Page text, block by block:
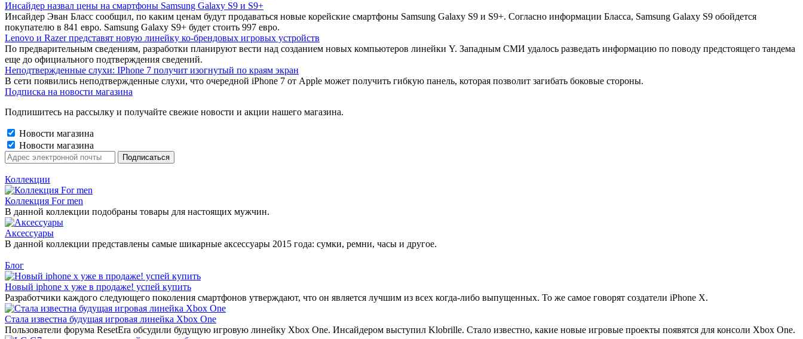
Инсайдер назвал цены на смартфоны Samsung Galaxy S9 и S9+
Инсайдер Эван Бласс сообщил, по каким ценам будут продаваться новые корейские смартфоны Samsung Galaxy S9 и S9+. Согласно информации Бласса, Samsung Galaxy S9 обойдется
покупателю в 841 евро. Samsung Galaxy S9+ будет стоить 997 евро.
Lenovo и Razer представят новую линейку ко-брендовых игровых устройств
По предварительным сведениям, разработки планируют вести над созданием новых компьютеров линейки Y. Западным СМИ удалось разведать информацию по поводу предстоящего тандема
еще до официального подтверждения сведений.
Неподтвержденные слухи: IPhone 7 получит изогнутый по краям экран
В сети появились неподтвержденные слухи, что очередной iPhone 7 от Apple может получить гибкую панель, которая позволит загибать боковые стороны.
Подписка на новости магазина
Подпишитесь на рассылку и получайте свежие новости и акции нашего магазина.
Новости магазина
Новости магазина
Коллекции
Коллекция For men
В данной коллекции подобраны товары для настоящих мужчин.
Аксессуары
В данной коллекции представлены самые шикарные аксессуары 2015 года: сумки, ремни, часы и другое.
Блог
Новый iphone x уже в продаже! успей купить
Разработчики каждого следующего поколения смартфонов утверждают, что он является лучшим из всех когда-либо выпущенных. То же самое говорят создатели iPhone X.
Стала известна будущая игровая линейка Xbox One
Пользователи форума ResetEra обсудили будущую игровую линейку Xbox One. Инсайдером выступил Klobrille. Стало известно, какие новые игровые проекты появятся для консоли Xbox One.